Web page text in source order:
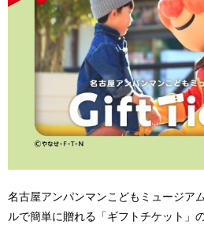
名古屋アンパンマンこどもミュージア
ルで簡単に贈れる「ギフトチケット」